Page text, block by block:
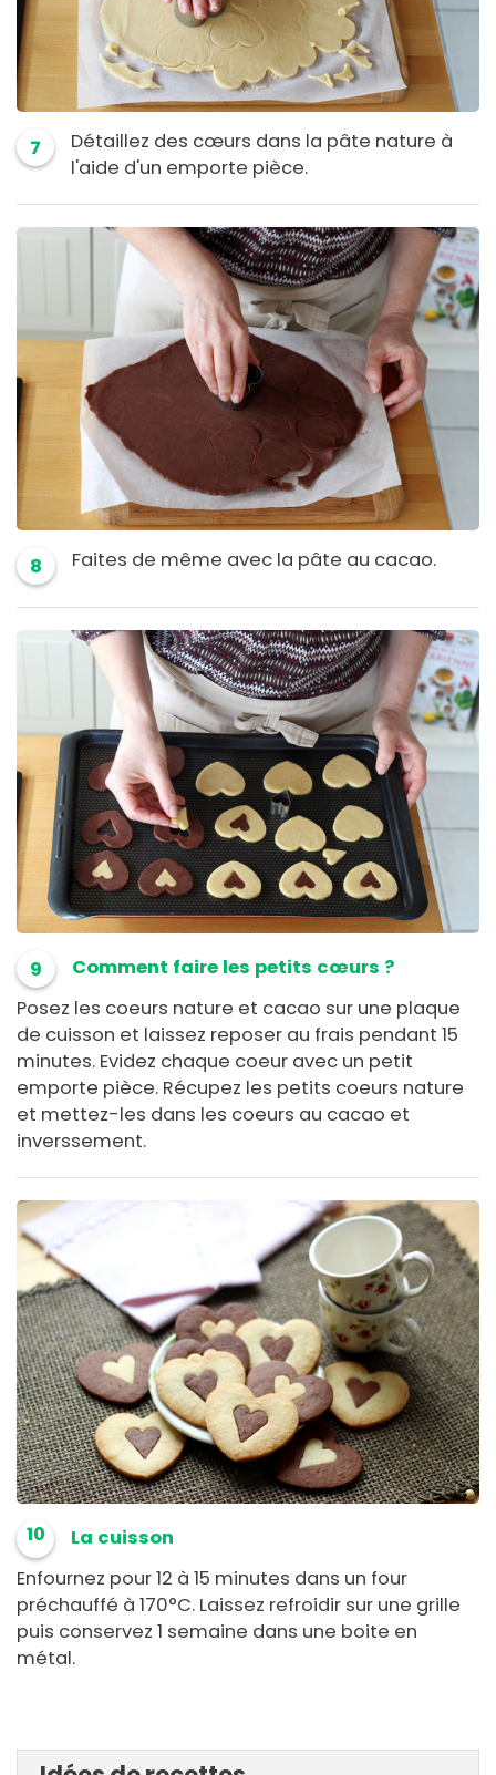
7
Détaillez des cœurs dans la pâte nature à
l'aide d'un emporte pièce.
8 Faites de même avec la pâte au cacao.
9
Comment faire les petits cœurs ?
Posez les coeurs nature et cacao sur une plaque
de cuisson et laissez reposer au frais pendant 15
minutes. Evidez chaque coeur avec un petit
emporte pièce. Récupez les petits coeurs nature
et mettez-les dans les coeurs au cacao et
inverssement.
10
La cuisson
Enfournez pour 12 à 15 minutes dans un four
préchauffé à 170°C. Laissez refroidir sur une grille
puis conservez 1 semaine dans une boite en
métal.